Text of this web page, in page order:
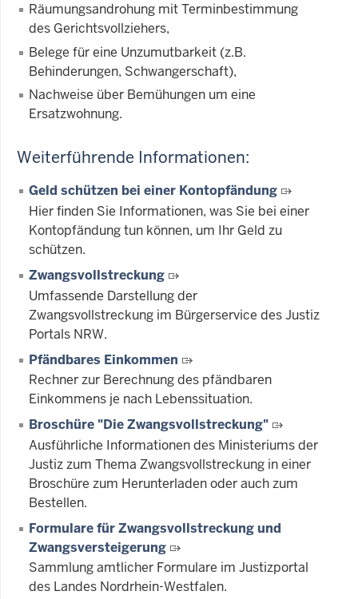
Räumungsandrohung mit Terminbestimmung
des Gerichtsvollziehers,
Belege für eine Unzumutbarkeit (z.B.
Behinderungen, Schwangerschaft),
Nachweise über Bemühungen um eine
Ersatzwohnung.
Weiterführende Informationen:
Geld schützen bei einer Kontopfändung
Hier finden Sie Informationen, was Sie bei einer
Kontopfändung tun können, um Ihr Geld zu
schützen.
Zwangsvollstreckung
Umfassende Darstellung der
Zwangsvollstreckung im Bürgerservice des Justiz
Portals NRW.
Pfändbares Einkommen
Rechner zur Berechnung des pfändbaren
Einkommens je nach Lebenssituation.
Broschüre "Die Zwangsvollstreckung"
Ausführliche Informationen des Ministeriums der
Justiz zum Thema Zwangsvollstreckung in einer
Broschüre zum Herunterladen oder auch zum
Bestellen.
Formulare für Zwangsvollstreckung und
Zwangsversteigerung
Sammlung amtlicher Formulare im Justizportal
des Landes Nordrhein-Westfalen.